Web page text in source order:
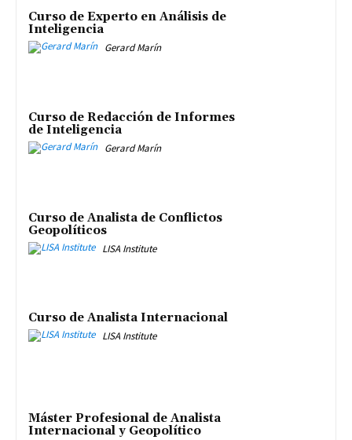
Curso de Experto en Análisis de
Inteligencia
Gerard Marín
Curso de Redacción de Informes
de Inteligencia
Gerard Marín
Curso de Analista de Conflictos
Geopolíticos
LISA Institute
Curso de Analista Internacional
LISA Institute
Máster Profesional de Analista
Internacional y Geopolítico